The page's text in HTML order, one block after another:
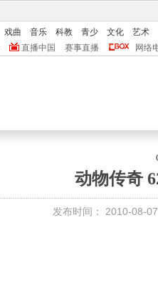
戏曲 音乐 科教 青少 文化
艺术
直播中国 赛事直播 网络
动物传奇
发布时间： 2010-08-